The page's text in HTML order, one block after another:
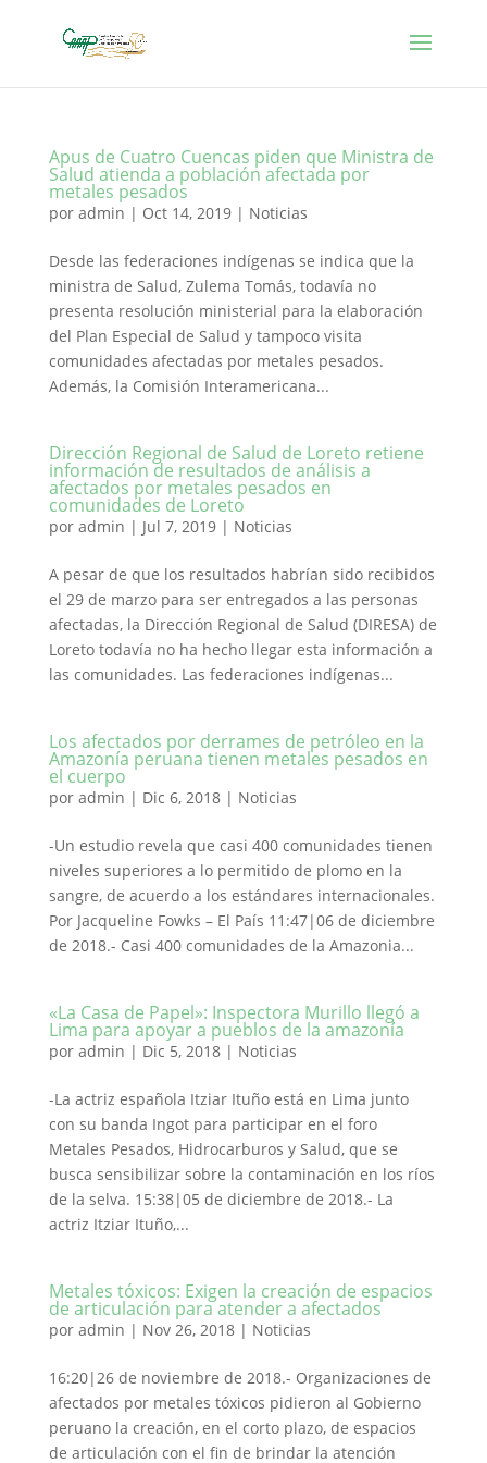
Apus de Cuatro Cuencas piden que Ministra de
Salud atienda a población afectada por
metales pesados
por admin | Oct 14, 2019| Noticias
Desde las federaciones indígenas se indica que la
ministra de Salud, Zulema Tomás, todavía no
presenta resolución ministerial para la elaboración
del Plan Especial de Salud y tampoco visita
comunidades afectadas por metales pesados.
Además, la Comisión Interamericana...
Dirección Regional de Salud de Loreto retiene
información de resultados de análisis a
afectados por metales pesados en
comunidades de Loreto
por admin | Jul 7, 2019| Noticias
A pesar de que los resultados habrían sido recibidos
el 29 de marzo para ser entregados a las personas
afectadas, la Dirección Regional de Salud (DIRESA) de
Loreto todavía no ha hecho llegar esta información a
las comunidades. Las federaciones indígenas...
Los afectados por derrames de petróleo en la
Amazonía peruana tienen metales pesados en
el cuerpo
por admin | Dic 6, 2018| Noticias
-Un estudio revela que casi 400 comunidades tienen
niveles superiores a lo permitido de plomo en la
sangre, de acuerdo a los estándares internacionales.
Por Jacqueline Fowks – El País 11:47|06 de diciembre
de 2018.- Casi 400 comunidades de la Amazonia...
«La Casa de Papel»: Inspectora Murillo llegó a
Lima para apoyar a pueblos de la amazonía
por admin | Dic 5, 2018| Noticias
-La actriz española Itziar Ituño está en Lima junto
con su banda Ingot para participar en el foro
Metales Pesados, Hidrocarburos y Salud, que se
busca sensibilizar sobre la contaminación en los ríos
de la selva. 15:38|05 de diciembre de 2018.- La
actriz Itziar Ituño,...
Metales tóxicos: Exigen la creación de espacios
de articulación para atender a afectados
por admin | Nov 26, 2018| Noticias
16:20|26 de noviembre de 2018.- Organizaciones de
afectados por metales tóxicos pidieron al Gobierno
peruano la creación, en el corto plazo, de espacios
de articulación con el fin de brindar la atención